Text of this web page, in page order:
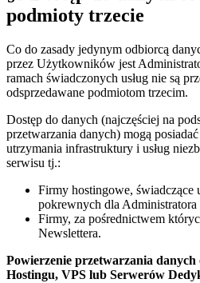
podmioty trzecie
Co do zasady jedynym odbiorcą
przez Użytkowników jest
ramach świadczonych usług nie są
odsprzedawane podmiotom trzecim.
Dostęp do danych (najczęściej na
przetwarzania danych) mogą
utrzymania infrastruktury i usług
serwisu tj.:
Firmy hostingowe, świadczące
pokrewnych dla Administratora
Firmy, za pośrednictwem
Newslettera.
Powierzenie przetwarzania danych
Hostingu, VPS lub Serwerów